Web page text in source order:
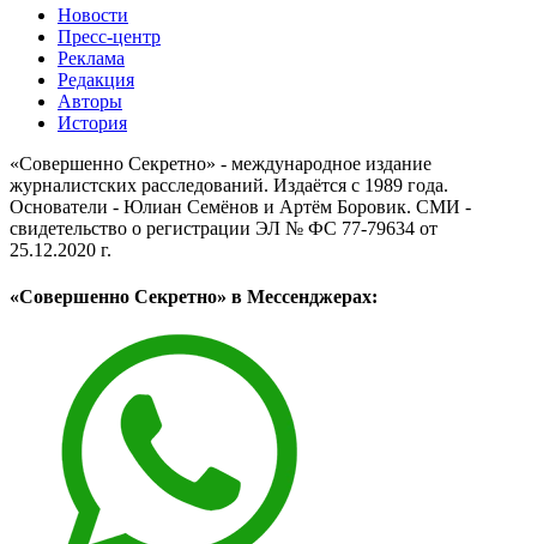
Новости
Пресс-центр
Реклама
Редакция
Авторы
История
«Совершенно Секретно» - международное издание
журналистских расследований. Издаётся с 1989 года.
Основатели - Юлиан Семёнов и Артём Боровик. CМИ -
свидетельство о регистрации ЭЛ № ФС 77-79634 от
25.12.2020 г.
«Совершенно Секретно» в Мессенджерах: